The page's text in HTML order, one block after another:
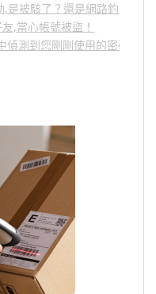
被駭了？還是網路釣魚？
,當心帳號被盜！
偵測到您剛剛使用的密碼」